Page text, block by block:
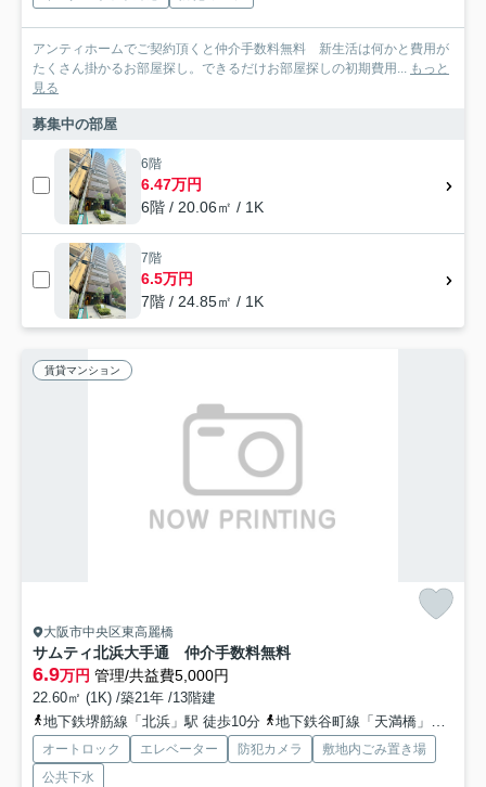
アンティホームでご契約頂くと仲介手数料無料 新生活は何かと費用が
たくさん掛かるお部屋探し。できるだけお部屋探しの初期費用... もっと
見る
募集中の部屋
6階
6.47万円
6階 / 20.06㎡ / 1K
7階
6.5万円
7階 / 24.85㎡ / 1K
賃貸マンション
大阪市中央区東高麗橋
サムティ北浜大手通 仲介手数料無料
6.9万円 管理/共益費5,000円
22.60㎡ (1K) /築21年 /13階建
地下鉄堺筋線「北浜」駅 徒歩10分
地下鉄谷町線「天満橋」駅 徒歩12分
オートロック エレベーター 防犯カメラ
敷地内ごみ置き場
公共下水